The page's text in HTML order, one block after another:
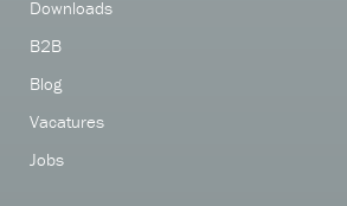
Downloads
B2B
Blog
Vacatures
Jobs